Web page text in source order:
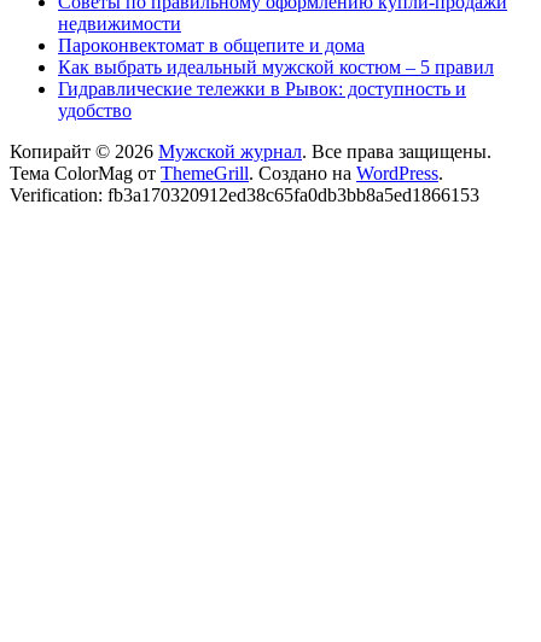
недвижимости
Пароконвектомат в общепите и дома
Как выбрать идеальный мужской костюм – 5 правил
Гидравлические тележки в Рывок: доступность и
удобство
Копирайт © 2026 Мужской журнал. Все права защищены.
Тема ColorMag от ThemeGrill. Создано на WordPress.
Verification: fb3a170320912ed38c65fa0db3bb8a5ed1866153